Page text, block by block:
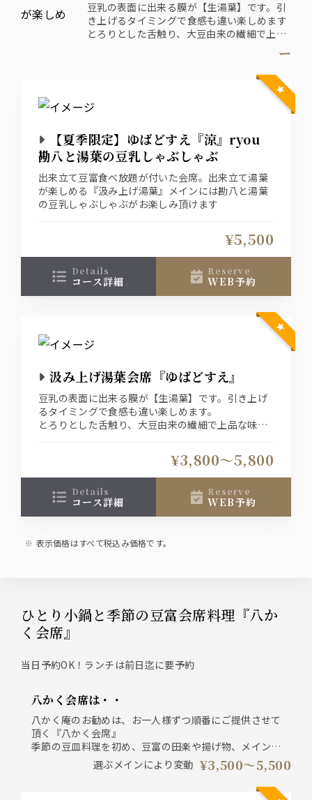
豆乳の表面に出来る膜が【生湯葉】です。引
き上げるタイミングで食感も違い楽しめます
とろりとした舌触り、大豆由来の繊細で上品
ま・・続けて出汁醤油や、特製餡などでお召
※2名様からのご注文で承ります
ー
【夏季限定】ゆばどすえ『涼』ryou
勘八と湯葉の豆乳しゃぶしゃぶ
出来立て豆富食べ放題が付いた会席。出来立て湯葉
が楽しめる『汲み上げ湯葉』メインには勘八と湯葉
の豆乳しゃぶしゃぶがお楽しみ頂けます
¥5,500
details
コース詳細
reserve
WEB予約
汲み上げ湯葉会席『ゆばどすえ』
豆乳の表面に出来る膜が【生湯葉】です。引き上げ
るタイミングで食感も違い楽しめます。
とろりとした舌触り、大豆由来の繊細で上品な味わ
て出汁醤油や、特製餡などでお召し上がり頂きま
す。
コースによりメインがお選びいただけます。
※お昼のご利用と飲み放題(1,800円)は、前日迄のご
予約で承っております
¥3,800〜5,800
details
コース詳細
reserve
WEB予約
表示価格はすべて税込み価格です。
ひとり小鍋と季節の豆富会席料理『八か
く会席』
当日予約OK！ランチは前日迄に要予約
八かく会席は・・
八かく庵のお勧めは、お一人様ずつ順番にご提供させて
頂く『八かく会席』
季節の豆皿料理を初め、豆富の田楽や揚げ物、メインに
お好みで選べる小鍋料理が人気の会席です。
選ぶメインにより変動 ¥3,500〜5,500